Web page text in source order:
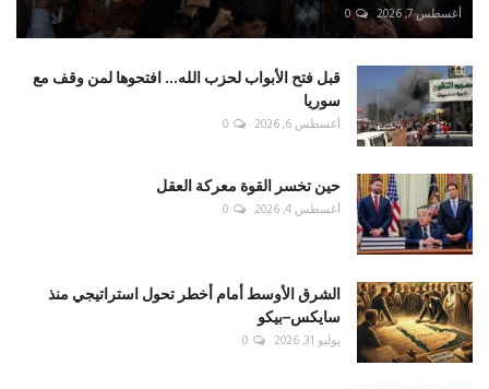
أغسطس 7, 2026 0
قبل فتح الأبواب لحزب الله... افتحوها لمن وقف مع
سوريا
أغسطس 6, 2026 0
حين تخسر القوة معركة العقل
أغسطس 4, 2026 0
الشرق الأوسط أمام أخطر تحول استراتيجي منذ
سايكس–بيكو
يوليو 31, 2026 0